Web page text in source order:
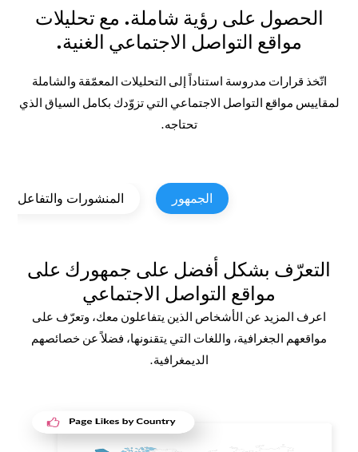
الحصول على رؤية شاملة. مع تحليلات
مواقع التواصل الاجتماعي الغنية.
اتّخذ قرارات مدروسة استناداً إلى التحليلات المعمّقة والشاملة
لمقاييس مواقع التواصل الاجتماعي التي تزوّدك بكامل السياق الذي
تحتاجه.
الجمهور المنشورات والتفاعل
التعرّف بشكل أفضل على جمهورك على
مواقع التواصل الاجتماعي
اعرف المزيد عن الأشخاص الذين يتفاعلون معك، وتعرّف على
مواقعهم الجغرافية، واللغات التي يتقنونها، فضلاً عن خصائصهم
الديمغرافية.